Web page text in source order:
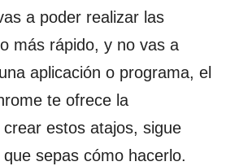
a poder realizar las
más rápido, y no vas a
aplicación o programa, el
te ofrece la
estos atajos, sigue
sepas cómo hacerlo.